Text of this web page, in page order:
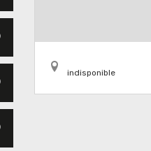
indisponible